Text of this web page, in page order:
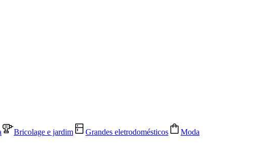
Bricolage e jardim Grandes eletrodomésticos Moda